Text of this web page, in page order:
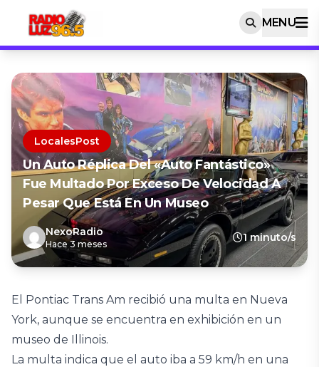
MENU
LocalesPost
Un Auto Réplica Del «Auto Fantástico»
Fue Multado Por Exceso De Velocidad A
Pesar Que Está En Un Museo
NexoRadio
Hace 3 meses
1 minuto/s
El Pontiac Trans Am recibió una multa en Nueva
York, aunque se encuentra en exhibición en un
museo de Illinois.
La multa indica que el auto iba a 59 km/h en una